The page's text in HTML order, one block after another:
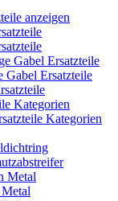
anzeigen
Gabel Ersatzteile
Ersatzteile
Kategorien
Kategorien
Metal